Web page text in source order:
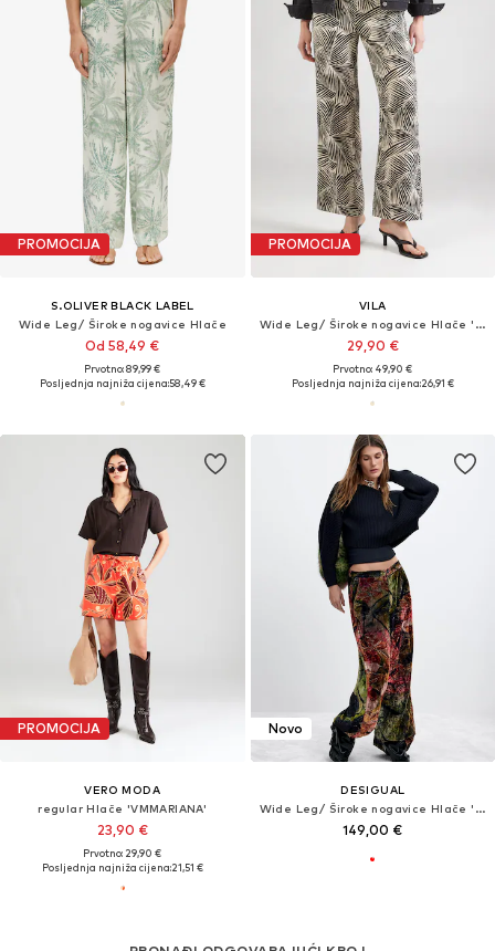
PROMOCIJA
S.OLIVER BLACK LABEL
Wide Leg/ Široke nogavice Hlače
Od 58,49 €
Prvotno: 89,99 €
Posljednja najniža cijena:58,49 €
PROMOCIJA
VILA
Wide Leg/ Široke nogavice Hlače 'VILimia Kea'
29,90 €
Prvotno: 49,90 €
Posljednja najniža cijena:26,91 €
PROMOCIJA
VERO MODA
regular Hlače 'VMMARIANA'
23,90 €
Prvotno: 29,90 €
Posljednja najniža cijena:21,51 €
Novo
DESIGUAL
Wide Leg/ Široke nogavice Hlače 'M. C. Lacroix'
149,00 €